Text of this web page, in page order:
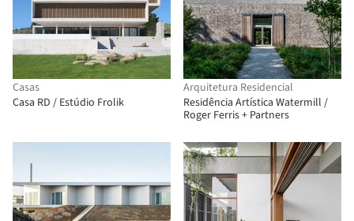
Casas
Casa RD / Estúdio Frolik
Arquitetura Residencial
Residência Artística Watermill /
Roger Ferris + Partners